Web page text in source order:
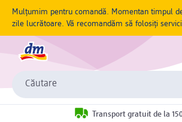
Mulțumim pentru comandă. Momentan timpul
zile lucrătoare. Vă recomandăm să folosiți
Căutare
Transport gratuit de la